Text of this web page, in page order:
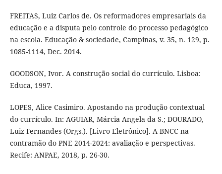
FREITAS, Luiz Carlos de. Os reformadores empresariais da
educação e a disputa pelo controle do processo pedagógico
na escola. Educação & sociedade, Campinas, v. 35, n. 129, p.
1085-1114, Dec. 2014.
GOODSON, Ivor. A construção social do currículo. Lisboa:
Educa, 1997.
LOPES, Alice Casimiro. Apostando na produção contextual
do currículo. In: AGUIAR, Márcia Angela da S.; DOURADO,
Luiz Fernandes (Orgs.). [Livro Eletrônico]. A BNCC na
contramão do PNE 2014-2024: avaliação e perspectivas.
Recife: ANPAE, 2018, p. 26-30.